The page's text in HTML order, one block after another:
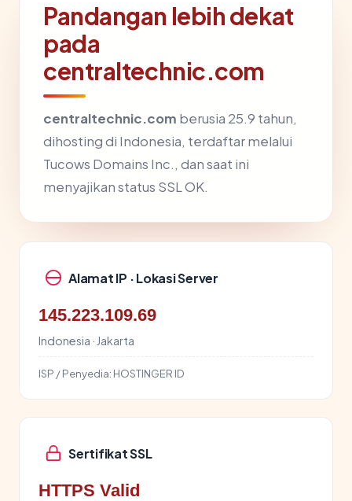
Pandangan lebih dekat
pada
centraltechnic.com
centraltechnic.com berusia 25.9 tahun,
dihosting di Indonesia, terdaftar melalui
Tucows Domains Inc., dan saat ini
menyajikan status SSL OK.
Alamat IP · Lokasi Server
145.223.109.69
Indonesia · Jakarta
ISP / Penyedia: HOSTINGER ID
Sertifikat SSL
HTTPS Valid